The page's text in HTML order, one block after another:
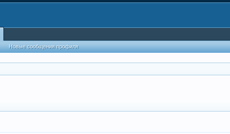
Новые сообщения профиля